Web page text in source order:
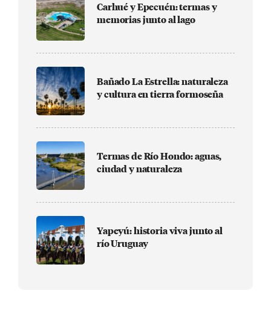
Carhué y Epecuén: termas y
memorias junto al lago
Bañado La Estrella: naturaleza
y cultura en tierra formoseña
Termas de Río Hondo: aguas,
ciudad y naturaleza
Yapeyú: historia viva junto al
río Uruguay